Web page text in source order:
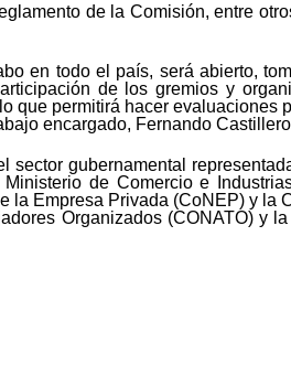
de la Comisión, entre
en todo el país, será abierto,
de los gremios y
que permitirá hacer evaluaciones
encargado, Fernando
gubernamental
de Comercio e
Empresa Privada (CoNEP) y la
Organizados (CONATO) y